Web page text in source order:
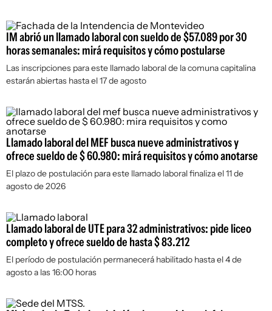
IM abrió un llamado laboral con sueldo de $57.089 por 30
horas semanales: mirá requisitos y cómo postularse
Las inscripciones para este llamado laboral de la comuna capitalina
estarán abiertas hasta el 17 de agosto
Llamado laboral del MEF busca nueve administrativos y
ofrece sueldo de $ 60.980: mirá requisitos y cómo anotarse
El plazo de postulación para este llamado laboral finaliza el 11 de
agosto de 2026
Llamado laboral de UTE para 32 administrativos: pide liceo
completo y ofrece sueldo de hasta $ 83.212
El período de postulación permanecerá habilitado hasta el 4 de
agosto a las 16:00 horas